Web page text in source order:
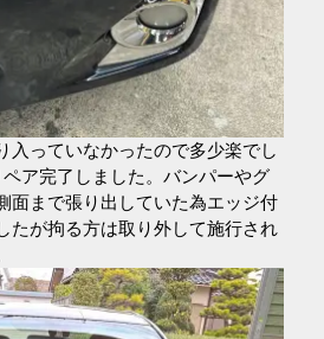
入っていなかったので多少楽でし
ア完了しました。バンパーやグ
面まで張り出していた為エッジ付
たが拘る方は取り外して施行され